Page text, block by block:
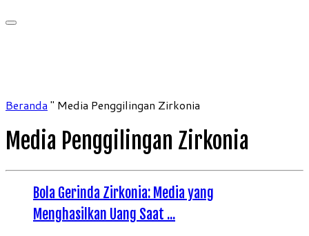
Beranda " Media Penggilingan Zirkonia
Media Penggilingan Zirkonia
Bola Gerinda Zirkonia: Media yang
Menghasilkan Uang Saat ...